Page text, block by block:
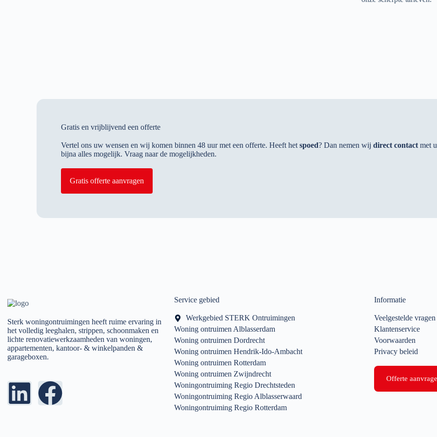
Gratis en vrijblijvend een offerte
Vertel ons uw wensen en wij komen binnen 48 uur met een offerte. Heeft het spoed? Dan nemen wij direct contact met
bijna alles mogelijk. Vraag naar de mogelijkheden.
Gratis offerte aanvragen
Sterk woningontruimingen heeft ruime ervaring in
het volledig leeghalen, strippen, schoonmaken en
lichte renovatiewerkzaamheden van woningen,
appartementen, kantoor- & winkelpanden &
garageboxen.
Service gebied
Werkgebied STERK Ontruimingen
Woning ontruimen Alblasserdam
Woning ontruimen Dordrecht
Woning ontruimen Hendrik-Ido-Ambacht
Woning ontruimen Rotterdam
Woning ontruimen Zwijndrecht
Woningontruiming Regio Drechtsteden
Woningontruiming Regio Alblasserwaard
Woningontruiming Regio Rotterdam
Informatie
Veelgestelde vragen
Klantenservice
Voorwaarden
Privacy beleid
Offerte